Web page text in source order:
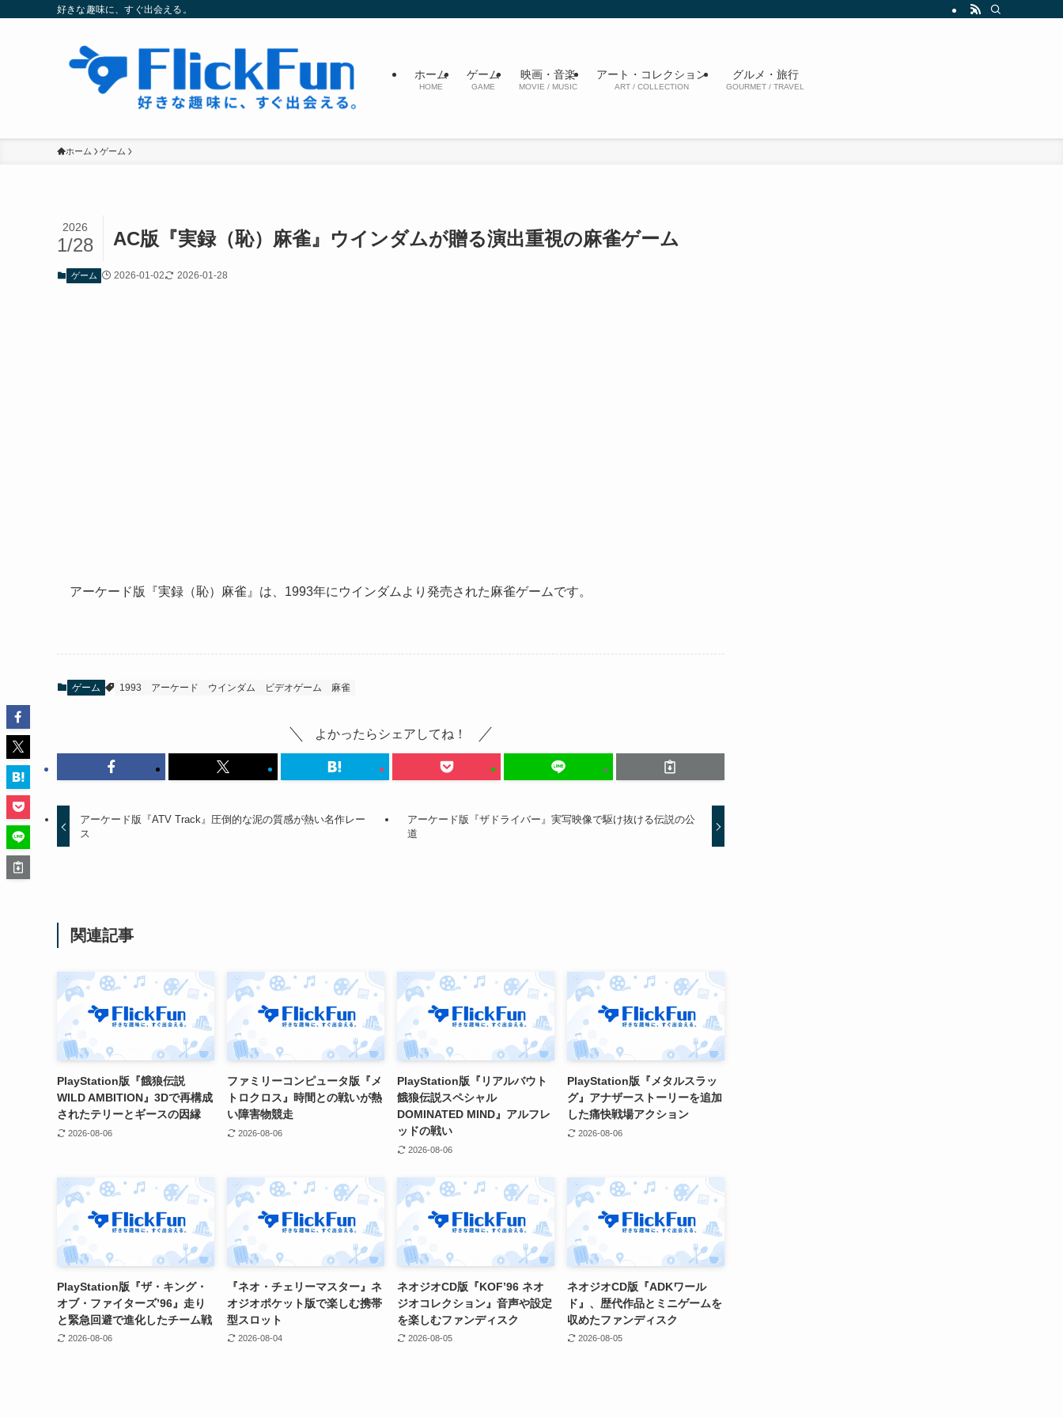
好きな趣味に、すぐ出会える。
ホーム
HOME
ゲーム
GAME
映画・音楽
MOVIE / MUSIC
アート・コレクション
ART / COLLECTION
グルメ・旅行
GOURMET / TRAVEL
ホーム ゲーム
AC版『実録（恥）麻雀』ウインダムが贈る演出重視の麻雀ゲーム
2026
1/28
ゲーム 2026-01-02 2026-01-28
アーケード版『実録（恥）麻雀』は、1993年にウインダムより発売された麻雀ゲームです。
ゲーム 1993 アーケード ウインダム ビデオゲーム 麻雀
よかったらシェアしてね！
アーケード版『ATV Track』圧倒的な泥の質感が熱い名作レー
ス
アーケード版『ザドライバー』実写映像で駆け抜ける伝説の公
道
関連記事
PlayStation版『餓狼伝説
WILD AMBITION』3Dで再構成
されたテリーとギースの因縁
2026-08-06
ファミリーコンピュータ版『メ
トロクロス』時間との戦いが熱
い障害物競走
2026-08-06
PlayStation版『リアルバウト
餓狼伝説スペシャル
DOMINATED MIND』アルフレ
ッドの戦い
2026-08-06
PlayStation版『メタルスラッ
グ』アナザーストーリーを追加
した痛快戦場アクション
2026-08-06
PlayStation版『ザ・キング・
オブ・ファイターズ’96』走り
と緊急回避で進化したチーム戦
2026-08-06
『ネオ・チェリーマスター』ネ
オジオポケット版で楽しむ携帯
型スロット
2026-08-04
ネオジオCD版『KOF’96 ネオ
ジオコレクション』音声や設定
を楽しむファンディスク
2026-08-05
ネオジオCD版『ADKワール
ド』、歴代作品とミニゲームを
収めたファンディスク
2026-08-05